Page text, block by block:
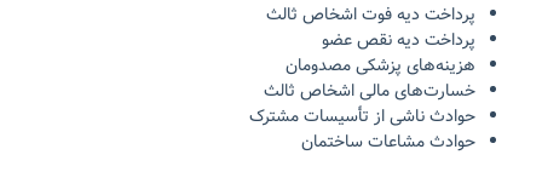
پرداخت دیه فوت اشخاص ثالث
پرداخت دیه نقص عضو
هزینه‌های پزشکی مصدومان
خسارت‌های مالی اشخاص ثالث
حوادث ناشی از تأسیسات مشترک
حوادث مشاعات ساختمان